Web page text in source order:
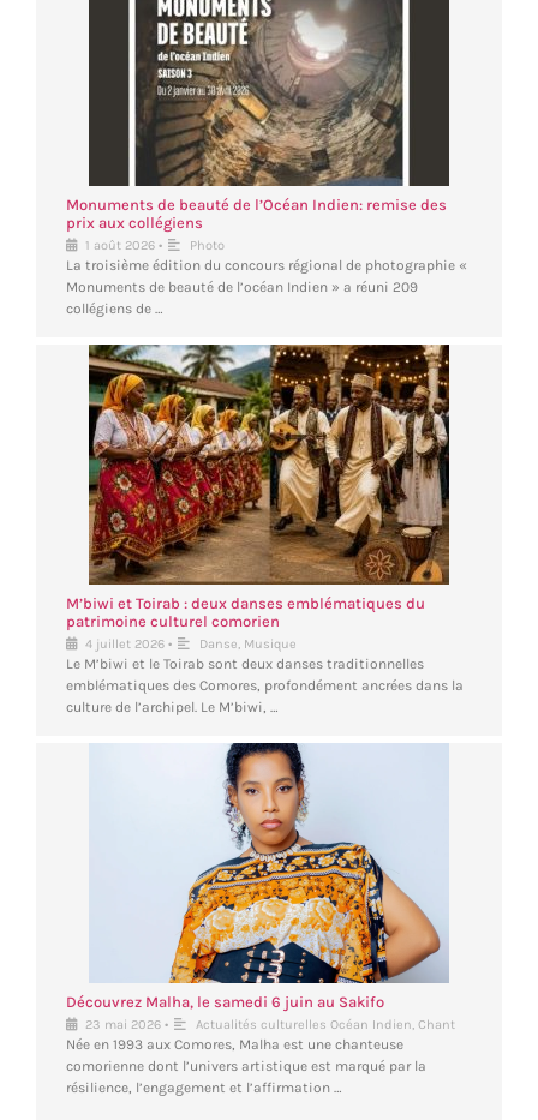
Monuments de beauté de l’Océan Indien: remise des
prix aux collégiens
1 août 2026 • Photo
La troisième édition du concours régional de photographie «
Monuments de beauté de l’océan Indien » a réuni 209
collégiens de …
M’biwi et Toirab : deux danses emblématiques du
patrimoine culturel comorien
4 juillet 2026 • Danse, Musique
Le M’biwi et le Toirab sont deux danses traditionnelles
emblématiques des Comores, profondément ancrées dans la
culture de l’archipel. Le M’biwi, …
Découvrez Malha, le samedi 6 juin au Sakifo
23 mai 2026 • Actualités culturelles Océan Indien, Chant
Née en 1993 aux Comores, Malha est une chanteuse
comorienne dont l’univers artistique est marqué par la
résilience, l’engagement et l’affirmation …